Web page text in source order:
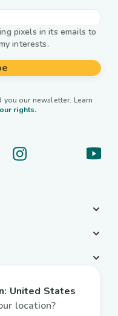
pixels in its emails to
interests.
you our newsletter. Learn
rights.
United States
location?